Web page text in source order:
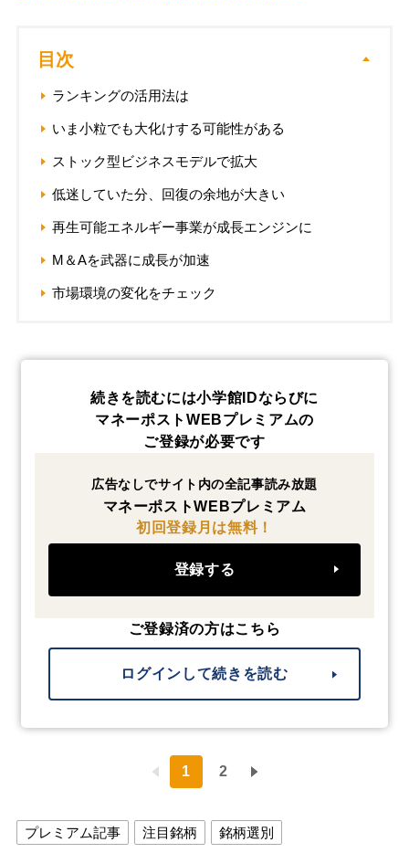
目次
ランキングの活用法は
いま小粒でも大化けする可能性がある
ストック型ビジネスモデルで拡大
低迷していた分、回復の余地が大きい
再生可能エネルギー事業が成長エンジンに
M＆Aを武器に成長が加速
市場環境の変化をチェック
続きを読むには小学館IDならびに
マネーポストWEBプレミアムの
ご登録が必要です
広告なしでサイト内の全記事読み放題
マネーポストWEBプレミアム
初回登録月は無料！
登録する
ご登録済の方はこちら
ログインして続きを読む
1 2
プレミアム記事 注目銘柄 銘柄選別